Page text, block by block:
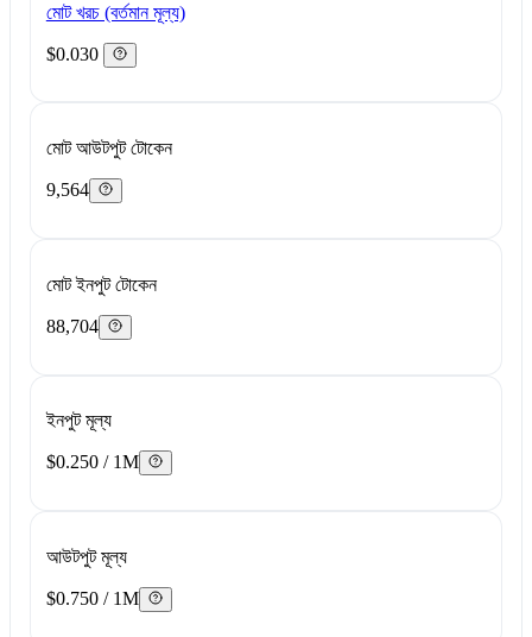
মোট খরচ (বর্তমান মূল্য)
$0.030
মোট আউটপুট টোকেন
9,564
মোট ইনপুট টোকেন
88,704
ইনপুট মূল্য
$0.250 / 1M
আউটপুট মূল্য
$0.750 / 1M